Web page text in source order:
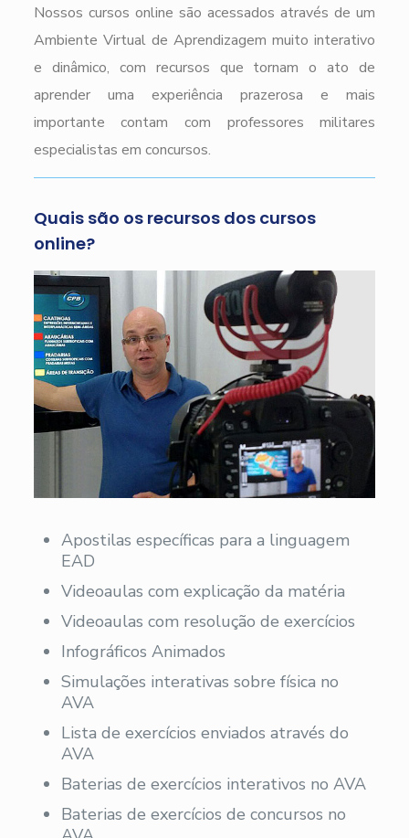
Nossos cursos online são acessados através de um
Ambiente Virtual de Aprendizagem muito interativo
e dinâmico, com recursos que tornam o ato de
aprender uma experiência prazerosa e mais
importante contam com professores militares
especialistas em concursos.
Quais são os recursos dos cursos
online?
Apostilas específicas para a linguagem
EAD
Videoaulas com explicação da matéria
Videoaulas com resolução de exercícios
Infográficos Animados
Simulações interativas sobre física no
AVA
Lista de exercícios enviados através do
AVA
Baterias de exercícios interativos no AVA
Baterias de exercícios de concursos no